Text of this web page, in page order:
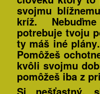
svojmu
kríž.
potrebuje tvoju
ty máš iné plány
Pomôžeš
kvôli svojmu
pomôžeš iba z